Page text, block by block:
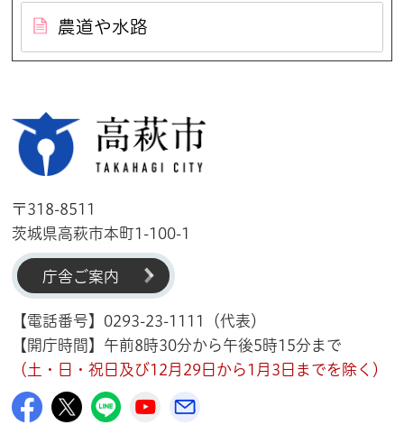
農道や水路
〒318-8511
茨城県高萩市本町1-100-1
庁舎ご案内
【電話番号】0293-23-1111（代表）
【開庁時間】午前8時30分から午後5時15分まで
（土・日・祝日及び12月29日から1月3日までを除く）
高萩市公式Facebook
高萩市公式X
高萩市公式LINE
高萩市YouTube公式チャンネル